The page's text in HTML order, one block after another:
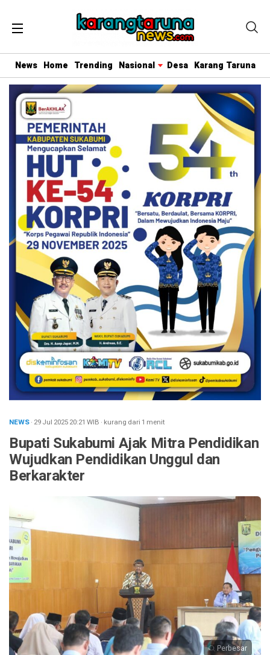
News Home Trending Nasional Desa Karang Taruna
NEWS· 29 Jul 202520:21 WIB · kurang dari 1 menit
Bupati Sukabumi Ajak Mitra Pendidikan
Wujudkan Pendidikan Unggul dan
Berkarakter
Perbesar